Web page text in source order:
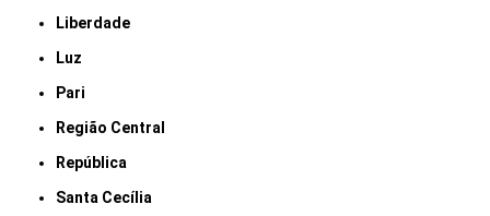
Liberdade
Luz
Pari
Região Central
República
Santa Cecília